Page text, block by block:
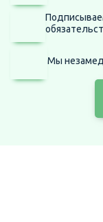
Мы